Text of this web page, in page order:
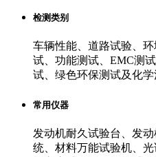
检测类别
车辆性能、道路试验、
试、功能测试、EMC测
试、绿色环保测试及化学
常用仪器
发动机耐久试验台、发
统、材料万能试验机、